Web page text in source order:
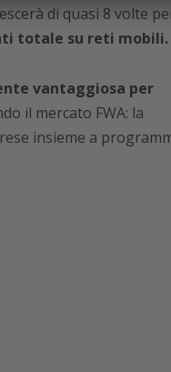
di quasi 8 volte
totale su reti mobili.
vantaggiosa per
il mercato FWA: la
insieme a